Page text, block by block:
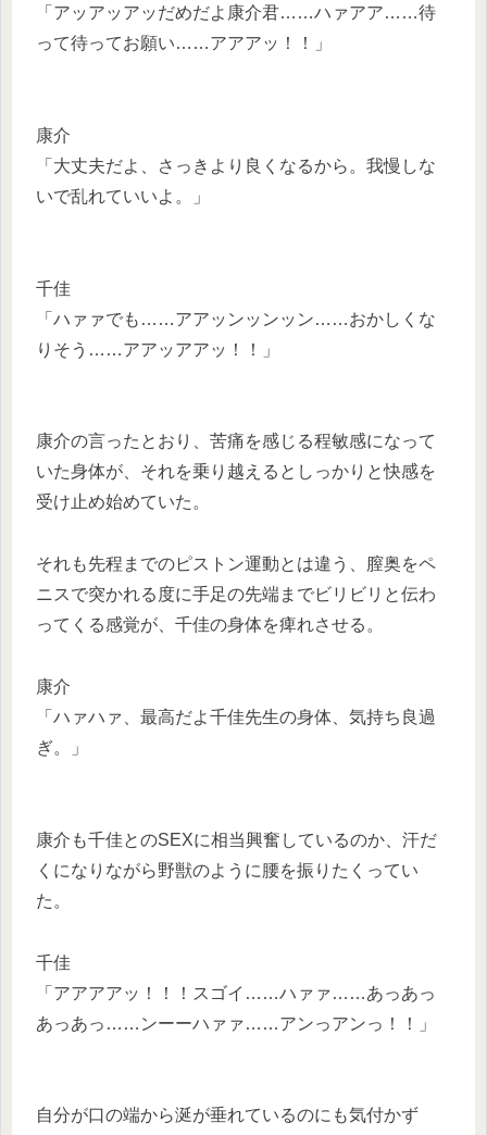
「アッアッアッだめだよ康介君……ハァアア……待
って待ってお願い……アアアッ！！」
康介
「大丈夫だよ、さっきより良くなるから。我慢しな
いで乱れていいよ。」
千佳
「ハァァでも……アアッンッンッン……おかしくな
りそう……アアッアアッ！！」
康介の言ったとおり、苦痛を感じる程敏感になって
いた身体が、それを乗り越えるとしっかりと快感を
受け止め始めていた。
それも先程までのピストン運動とは違う、膣奥をペ
ニスで突かれる度に手足の先端までビリビリと伝わ
ってくる感覚が、千佳の身体を痺れさせる。
康介
「ハァハァ、最高だよ千佳先生の身体、気持ち良過
ぎ。」
康介も千佳とのSEXに相当興奮しているのか、汗だ
くになりながら野獣のように腰を振りたくってい
た。
千佳
「アアアアッ！！！スゴイ……ハァァ……あっあっ
あっあっ……ンーーハァァ……アンっアンっ！！」
自分が口の端から涎が垂れているのにも気付かず